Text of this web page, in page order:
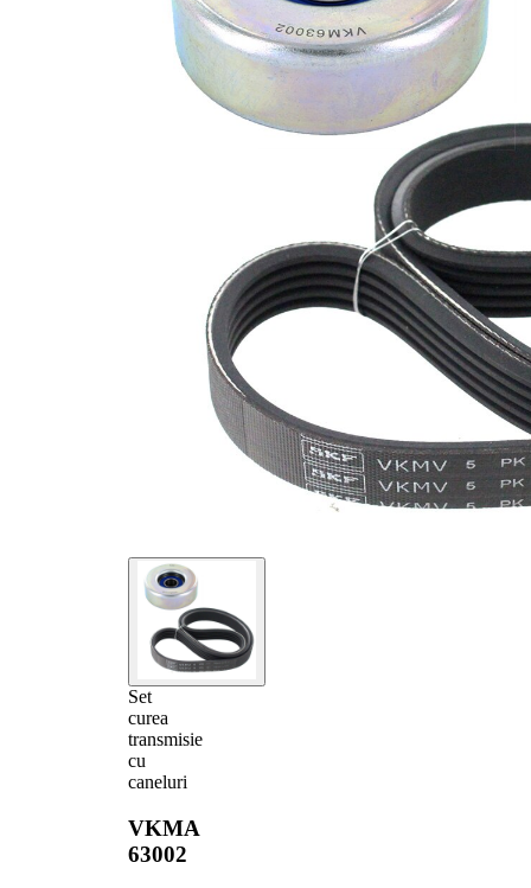
Set
curea
transmisie
cu
caneluri
VKMA
63002